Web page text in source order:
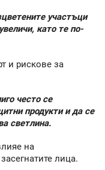
участъци
като те по-
и рискове за
често се
продукти и да се
светлина.
на
лица.